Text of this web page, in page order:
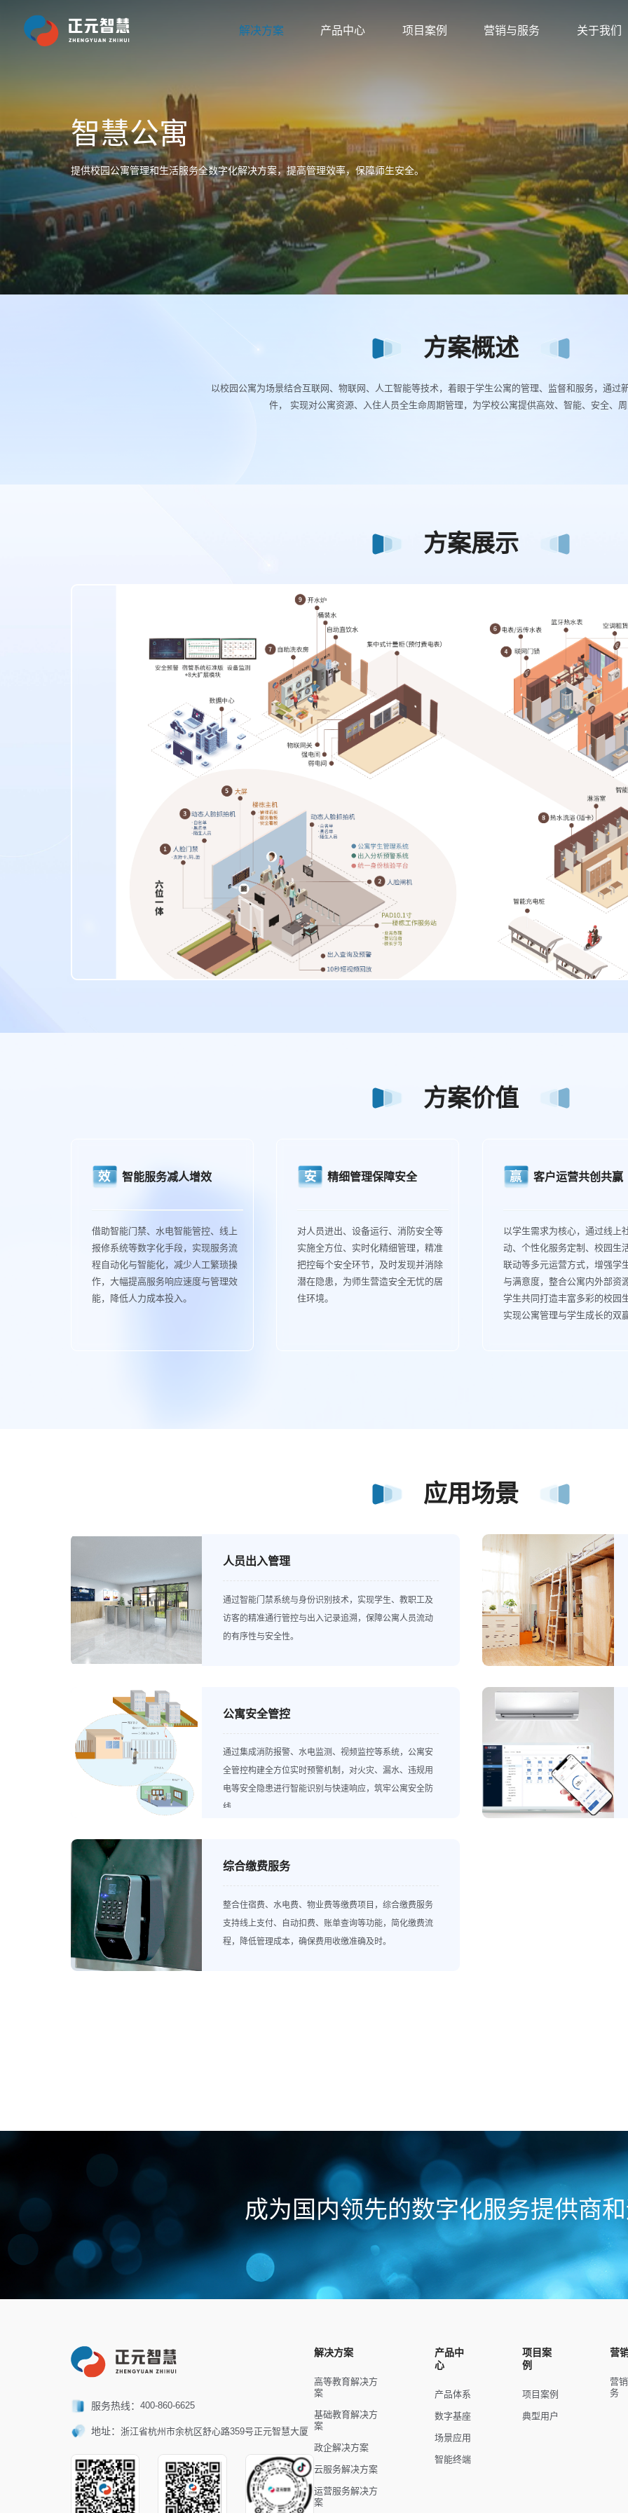
解决方案 产品中心 项目案例 营销与服务 关于我们
智慧公寓
提供校园公寓管理和生活服务全数字化解决方案，提高管理效率，保障师生安全。
方案概述
以校园公寓为场景结合互联网、物联网、人工智能等技术，着眼于学生公寓的管理、监督和服务，通过
件， 实现对公寓资源、入住人员全生命周期管理，为学校公寓提供高效、智能、安全、
方案展示
方案价值
效 智能服务减人增效
借助智能门禁、水电智能管控、线上
报修系统等数字化手段，实现服务流
程自动化与智能化，减少人工繁琐操
作，大幅提高服务响应速度与管理效
能，降低人力成本投入。
安 精细管理保障安全
对人员进出、设备运行、消防安全等
实施全方位、实时化精细管理，精准
把控每个安全环节，及时发现并消除
潜在隐患，为师生营造安全无忧的居
住环境。
赢 客户运营共创共赢
以学生需求为核心，通过线上
动、个性化服务定制、校园生
联动等多元运营方式，增强学
与满意度，整合公寓内外部资
学生共同打造丰富多彩的校园
实现公寓管理与学生成长的双
应用场景
人员出入管理
通过智能门禁系统与身份识别技术，实现学生、教职工及
访客的精准通行管控与出入记录追溯，保障公寓人员流动
的有序性与安全性。
公寓安全管控
通过集成消防报警、水电监测、视频监控等系统，公寓安
全管控构建全方位实时预警机制，对火灾、漏水、违规用
电等安全隐患进行智能识别与快速响应，筑牢公寓安全防
线。
综合缴费服务
整合住宿费、水电费、物业费等缴费项目，综合缴费服务
支持线上支付、自动扣费、账单查询等功能，简化缴费流
程，降低管理成本，确保费用收缴准确及时。
成为国内领先的数字化服务提供商
服务热线：400-860-6625
地址：浙江省杭州市余杭区舒心路359号正元智慧大厦
解决方案
高等教育解决方
案
基础教育解决方
案
政企解决方案
云服务解决方案
运营服务解决方
案
产品中
心
产品体系
数字基座
场景应用
智能终端
项目案
例
项目案例
典型用户
营
营
务